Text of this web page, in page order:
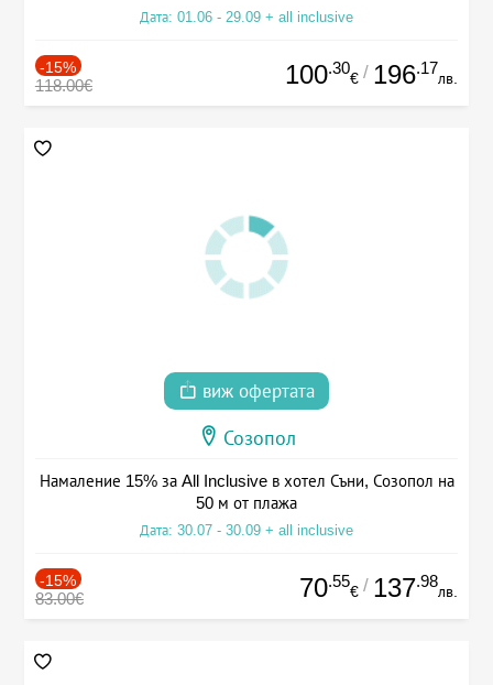
Дата: 01.06 - 29.09 + all inclusive
-15%
118.00€ 100.30
€ / 196.17
лв.
виж офертата
Созопол
Намаление 15% за All Inclusive в хотел Съни, Созопол на
50 м от плажа
Дата: 30.07 - 30.09 + all inclusive
-15%
83.00€ 70.55
€ / 137.98
лв.